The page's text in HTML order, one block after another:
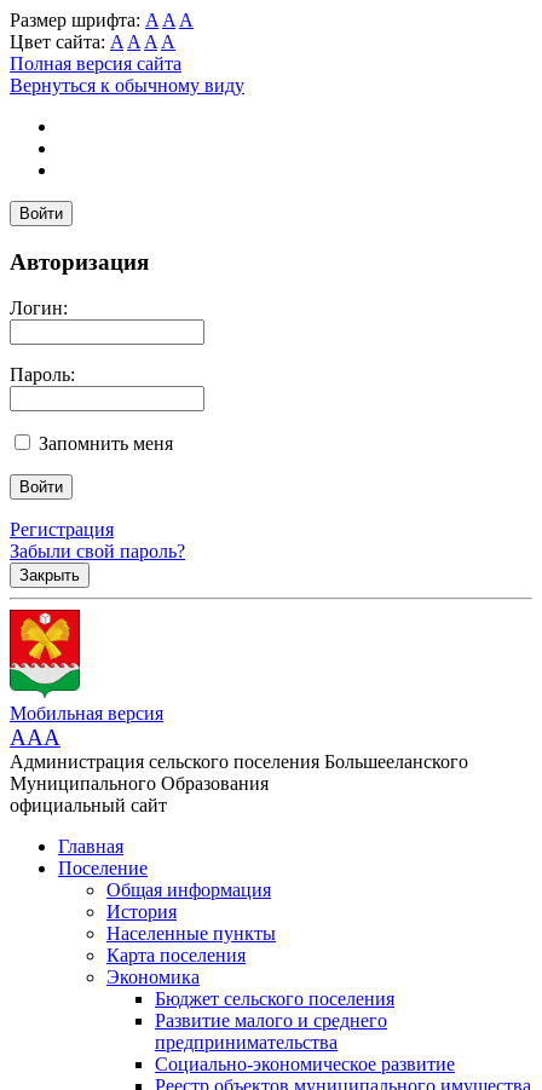
Размер шрифта: A A A
Цвет сайта: A A A A
Полная версия сайта
Вернуться к обычному виду
Войти
Авторизация
Логин:
Пароль:
Запомнить меня
Регистрация
Забыли свой пароль?
Закрыть
Мобильная версия
AAA
Администрация сельского поселения Большееланского
Муниципального Образования
официальный сайт
Главная
Поселение
Общая информация
История
Населенные пункты
Карта поселения
Экономика
Бюджет сельского поселения
Развитие малого и среднего
предпринимательства
Социально-экономическое развитие